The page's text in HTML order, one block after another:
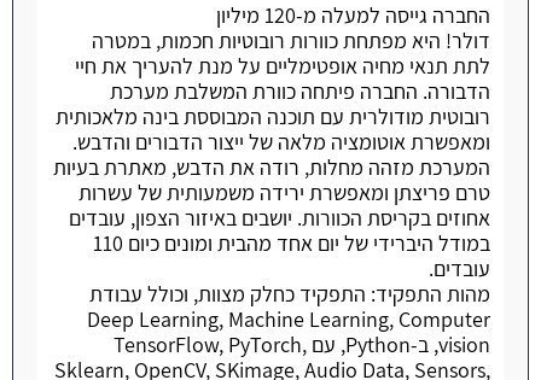
החברה גייסה למעלה מ-120 מיליון
דולר! היא מפתחת כוורות רובוטיות חכמות, במטרה
לתת תנאי מחיה אופטימליים על מנת להעריך את חיי
הדבורה. החברה פיתחה כוורת המשלבת מערכת
רובוטית מודולרית עם תוכנה המבוססת בינה מלאכותית
ומאפשרת אוטומציה מלאה של ייצור הדבורים והדבש.
המערכת מזהה מחלות, רודה את הדבש, מאתרת בעיות
טרם פריצתן ומאפשרת ירידה משמעותית של עשרות
אחוזים בקריסת הכוורות. יושבים באיזור הצפון, עובדים
במודל היברידי של יום אחד מהבית ומונים כיום 110
עובדים.
מהות התפקיד: התפקיד כחלק מצוות, וכולל עבודת
Deep Learning, Machine Learning, Computer
vision, ב-Python, עם TensorFlow, PyTorch,
Sklearn, OpenCV, SKimage, Audio Data, Sensors,